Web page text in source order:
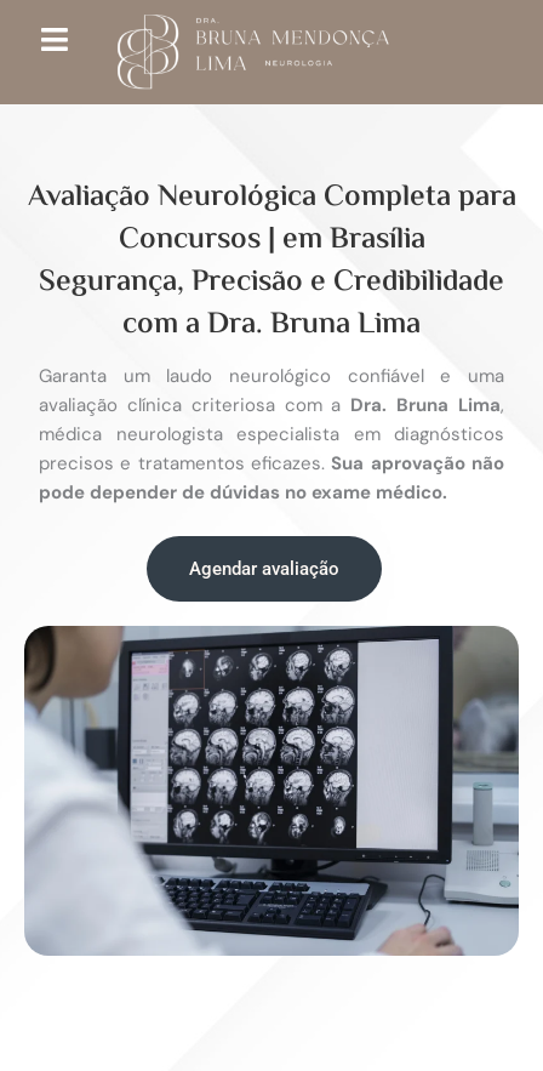
conteúdo
Avaliação Neurológica Completa para
Concursos | em Brasília
Segurança, Precisão e Credibilidade
com a Dra. Bruna Lima
Garanta um laudo neurológico confiável e uma
avaliação clínica criteriosa com a Dra. Bruna Lima,
médica neurologista especialista em diagnósticos
precisos e tratamentos eficazes.Sua aprovação não
pode depender de dúvidas no exame médico.
Agendar avaliação